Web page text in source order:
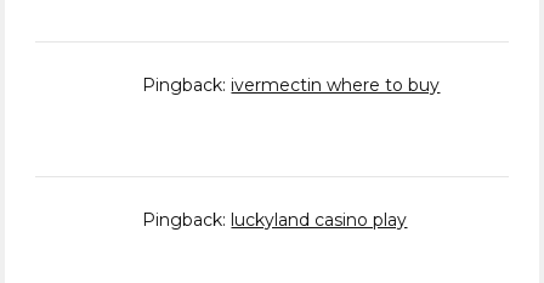
Pingback: ivermectin where to buy
Pingback: luckyland casino play